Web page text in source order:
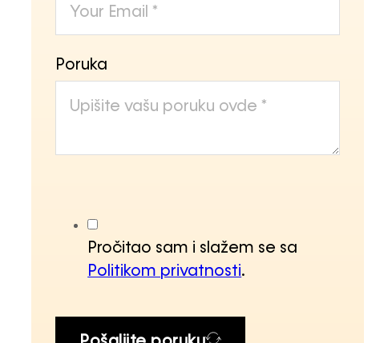
Poruka
Pročitao sam i slažem se sa
Politikom privatnosti.